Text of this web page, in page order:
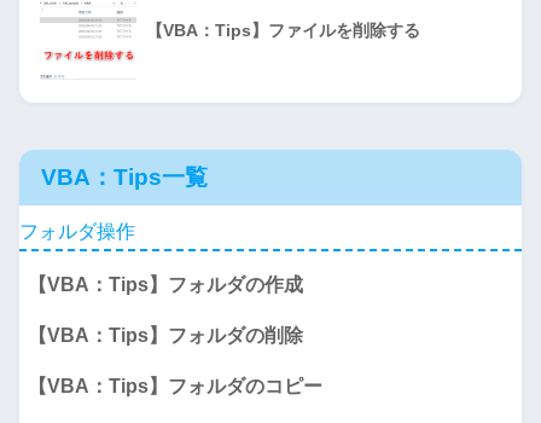
【VBA：Tips】ファイルを削除する
VBA：Tips一覧
フォルダ操作
【VBA：Tips】フォルダの作成
【VBA：Tips】フォルダの削除
【VBA：Tips】フォルダのコピー